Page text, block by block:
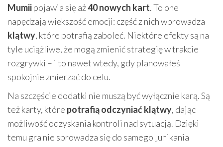
Mumiipojawia się aż40 nowych kart. To one
napędzają większość emocji: część z nich wprowadza
klątwy, które potrafią zaboleć. Niektóre efekty są na
tyle uciążliwe, że mogą zmienić strategię w trakcie
rozgrywki – i to nawet wtedy, gdy planowałeś
spokojnie zmierzać do celu.
Na szczęście dodatki nie muszą być wyłącznie karą. Są
też karty, które potrafią odczyniać klątwy, dając
możliwość odzyskania kontroli nad sytuacją. Dzięki
temu gra nie sprowadza się do samego „unikania